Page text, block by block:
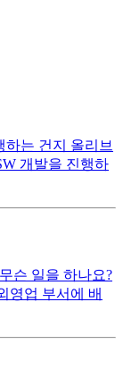
는 건지 올리브
개발을 진행하
슨 일을 하나요?
영업 부서에 배